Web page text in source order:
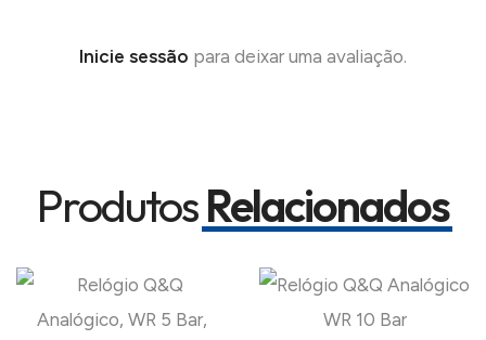
Inicie sessão para deixar uma avaliação.
ProdutosRelacionados